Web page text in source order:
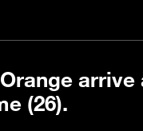
arrive
(26).